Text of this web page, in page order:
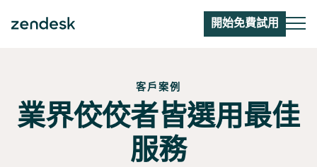
開始免費試用
客戶案例
業界佼佼者皆選用最佳
服務